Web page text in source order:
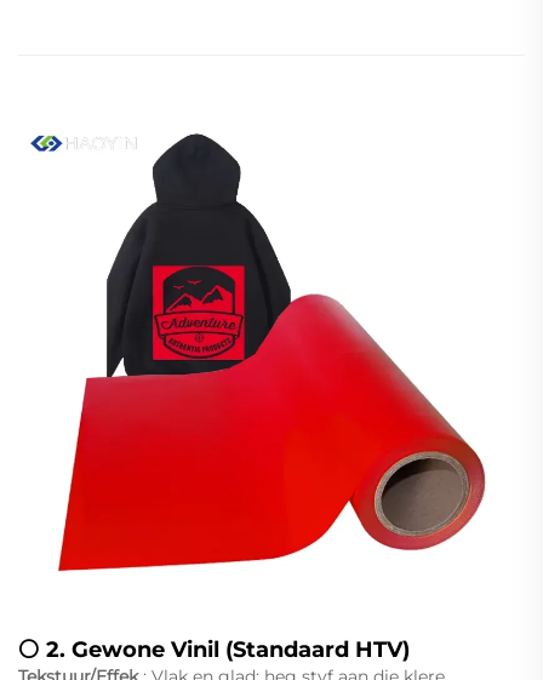
⚪ 2. Gewone Vinil (Standaard HTV)